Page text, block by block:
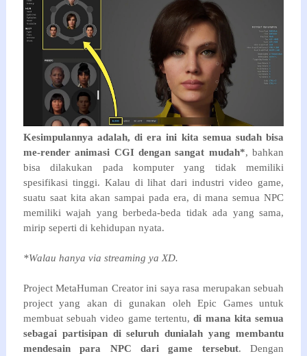
Kesimpulannya adalah, di era ini kita semua sudah bisa
me-render animasi CGI dengan sangat mudah*, bahkan
bisa dilakukan pada komputer yang tidak memiliki
spesifikasi tinggi. Kalau di lihat dari industri video game,
suatu saat kita akan sampai pada era, di mana semua NPC
memiliki wajah yang berbeda-beda tidak ada yang sama,
mirip seperti di kehidupan nyata.
*Walau hanya via streaming ya XD.
Project MetaHuman Creator ini saya rasa merupakan sebuah
project yang akan di gunakan oleh Epic Games untuk
membuat sebuah video game tertentu,di mana kita semua
sebagai partisipan di seluruh dunialah yang membantu
mendesain para NPC dari game tersebut. Dengan